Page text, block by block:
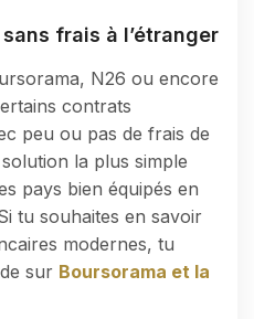
frais à l’étranger
N26 ou encore
contrats
peu ou pas de frais de
la plus simple
pays bien équipés en
tu souhaites en savoir
modernes, tu
sur Boursorama et la